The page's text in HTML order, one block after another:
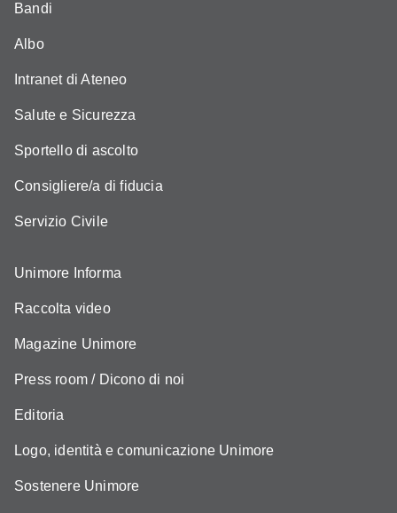
Bandi
Albo
Intranet di Ateneo
Salute e Sicurezza
Sportello di ascolto
Consigliere/a di fiducia
Servizio Civile
Unimore Informa
Raccolta video
Magazine Unimore
Press room / Dicono di noi
Editoria
Logo, identità e comunicazione Unimore
Sostenere Unimore